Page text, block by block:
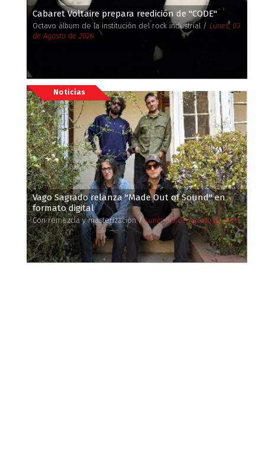
Cabaret Voltaire prepara reedición de ''CODE''
Octavo álbum de la institución del rock industrial / Lunes, 03
de Agosto de 2026
Noticias
Vago Sagrado relanza ''Made Out of Sound'' en
formato digital
Con remezcla y masterización /Lunes, 03 de Agosto de 2026